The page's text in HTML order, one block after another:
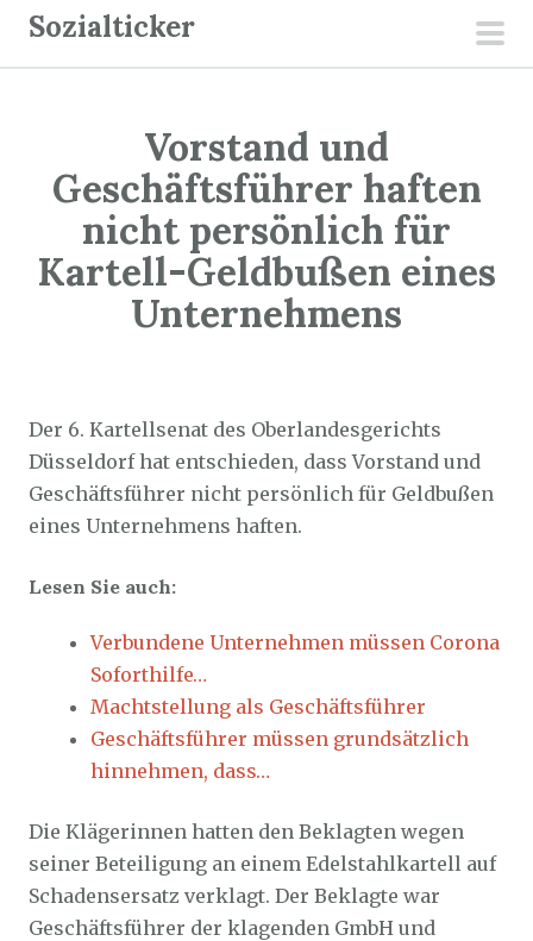
Sozialticker
Vorstand und
Geschäftsführer haften
nicht persönlich für
Kartell-Geldbußen eines
Unternehmens
Der 6. Kartellsenat des Oberlandesgerichts
Düsseldorf hat entschieden, dass Vorstand und
Geschäftsführer nicht persönlich für Geldbußen
eines Unternehmens haften.
Lesen Sie auch:
Verbundene Unternehmen müssen Corona
Soforthilfe…
Machtstellung als Geschäftsführer
Geschäftsführer müssen grundsätzlich
hinnehmen, dass…
Die Klägerinnen hatten den Beklagten wegen
seiner Beteiligung an einem Edelstahlkartell auf
Schadensersatz verklagt. Der Beklagte war
Geschäftsführer der klagenden GmbH und